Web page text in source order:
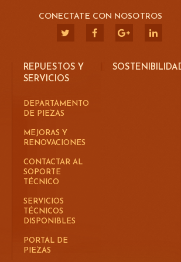
CONECTATE CON NOSOTROS
REPUESTOS Y
SERVICIOS
DEPARTAMENTO
DE PIEZAS
MEJORAS Y
RENOVACIONES
CONTACTAR AL
SOPORTE
TÉCNICO
SERVICIOS
TÉCNICOS
DISPONIBLES
PORTAL DE
PIEZAS